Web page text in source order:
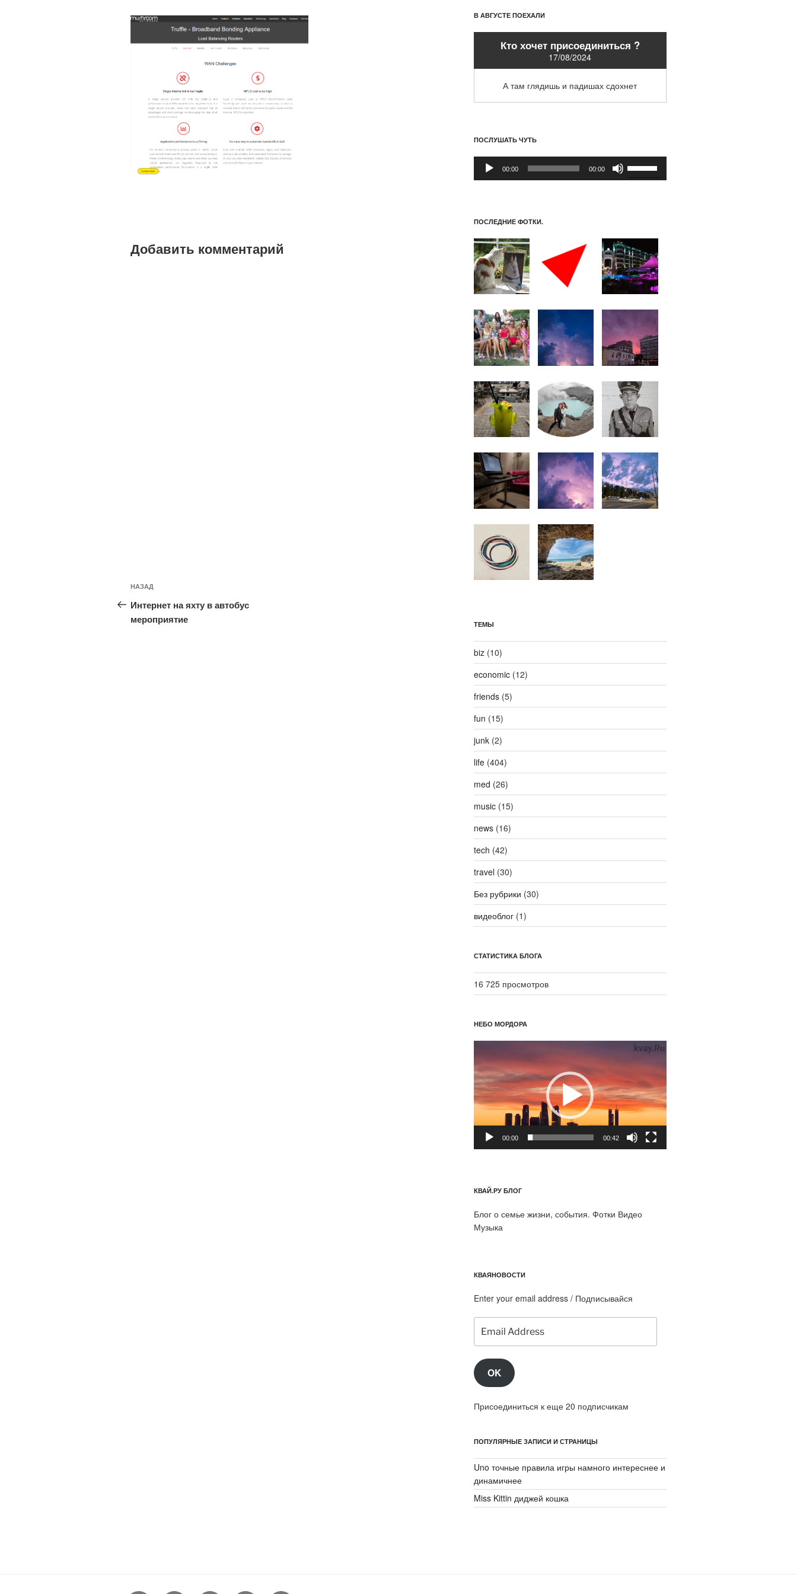
Добавить комментарий
Навигация
по
записям
Предыдущая
запись:
НАЗАД
Интернет на яхту в автобус
мероприятие
В АВГУСТЕ ПОЕХАЛИ
Кто хочет присоединиться ?
17/08/2024
А там глядишь и падишах сдохнет
ПОСЛУШАТЬ ЧУТЬ
Аудиоплеер
00:00 00:00
или
уменьшить
громкость.
ПОСЛЕДНИЕ ФОТКИ.
ТЕМЫ
biz(10)
economic(12)
friends(5)
fun (15)
junk(2)
life(404)
med (26)
music(15)
news(16)
tech (42)
travel(30)
Без рубрики (30)
видеоблог(1)
СТАТИСТИКА БЛОГА
16 725 просмотров
НЕБО МОРДОРА
00:00 00:42
КВАЙ.РУ БЛОГ
Блог о семье жизни, события. Фотки Видео
Музыка
КВАЯНОВОСТИ
Enter your email address / Подписывайся
Address
OK
Присоединиться к еще 20 подписчикам
ПОПУЛЯРНЫЕ ЗАПИСИ И СТРАНИЦЫ
Uno точные правила игры намного интереснее и
динамичнее
Miss Kittin диджей кошка